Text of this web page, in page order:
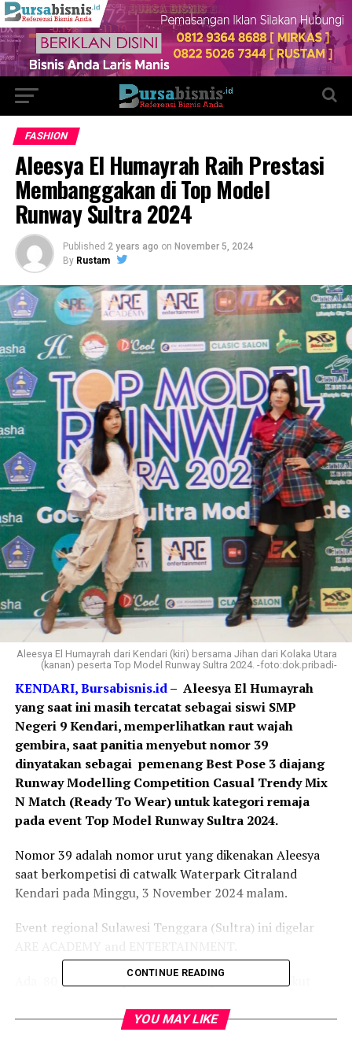
FASHION
Aleesya El Humayrah Raih Prestasi
Membanggakan di Top Model
Runway Sultra 2024
Published 2 years ago on November 5, 2024
By Rustam
Aleesya El Humayrah dari Kendari (kiri) bersama Jihan dari Kolaka Utara
(kanan) peserta Top Model Runway Sultra 2024. -foto:dok.pribadi-
KENDARI, Bursabisnis.id– Aleesya El Humayrah
yang saat ini masih tercatat sebagai siswi SMP
Negeri 9 Kendari, memperlihatkan raut wajah
gembira, saat panitia menyebut nomor 39
dinyatakan sebagai pemenangBest Pose 3 diajang
Runway Modelling Competition Casual Trendy Mix
N Match (Ready To Wear) untuk kategori remaja
pada event Top Model Runway Sultra 2024.
Nomor 39 adalah nomor urut yang dikenakan Aleesya
saat berkompetisi di catwalk Waterpark Citraland
Kendari pada Minggu, 3 November 2024 malam.
Event regional Sulawesi Tenggara (Sultra) ini digelar
Ada 80 peserta Top Model Runway Sultra 2024 ikut
dari anak-anak, remaja dan dewasa yang berasal dari
CONTINUE READING
YOU MAY LIKE